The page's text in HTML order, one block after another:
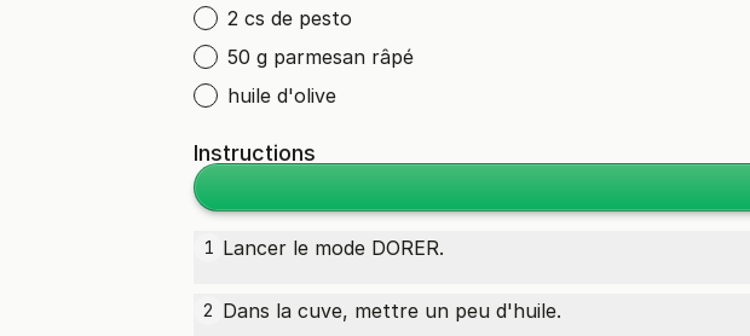
2 cs de pesto
50 g parmesan râpé
huile d'olive
Instructions
1 Lancer le mode DORER.
2 Dans la cuve, mettre un peu d'huile.